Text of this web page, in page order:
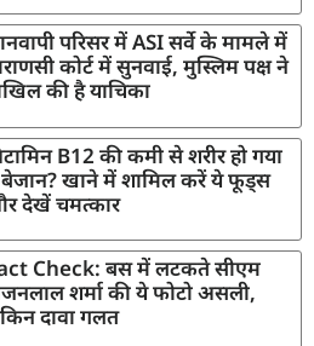
परिसर में ASI सर्वे के मामले में
कोर्ट में सुनवाई, मुस्लिम पक्ष ने
की है याचिका
B12 की कमी से शरीर हो गया
खाने में शामिल करें ये फूड्स
देखें चमत्कार
Check: बस में लटकते सीएम
शर्मा की ये फोटो असली,
दावा गलत